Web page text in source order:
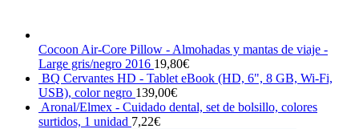
Cocoon Air-Core Pillow - Almohadas y mantas de viaje -
Large gris/negro 2016 19,80€
BQ Cervantes HD - Tablet eBook (HD, 6", 8 GB, Wi-Fi,
USB), color negro 139,00€
Aronal/Elmex - Cuidado dental, set de bolsillo, colores
surtidos, 1 unidad 7,22€